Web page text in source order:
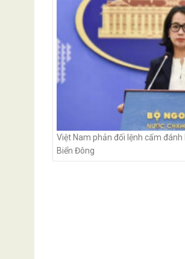
Việt Nam phản đối lệnh cấm
Biển Đông